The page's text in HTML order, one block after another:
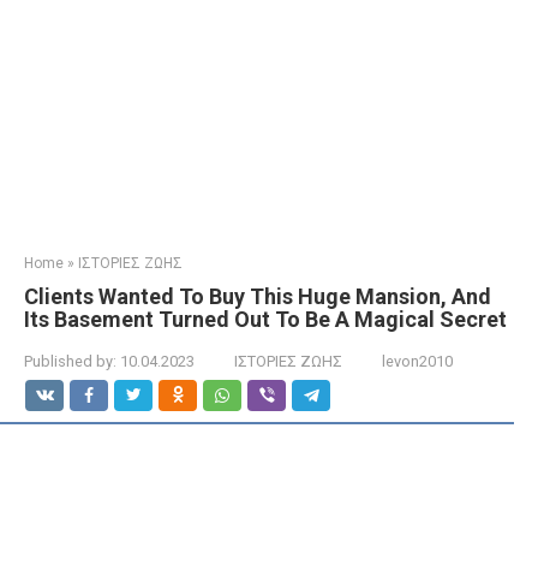
Home » ΙΣΤΟΡΙΕΣ ΖΩΗΣ
Clients Wanted To Buy This Huge Mansion, And
Its Basement Turned Out To Be A Magical Secret
Published by: 10.04.2023 ΙΣΤΟΡΙΕΣ ΖΩΗΣ levon2010